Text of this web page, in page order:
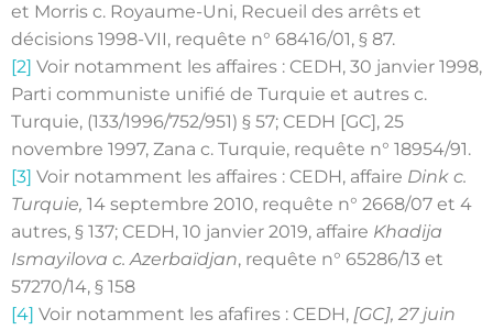
et Morris c. Royaume-Uni, Recueil des arrêts et
décisions 1998-VII, requête n° 68416/01, § 87.
[2] Voir notamment les affaires : CEDH, 30 janvier 1998,
Parti communiste unifié de Turquie et autres c.
Turquie, (133/1996/752/951) § 57; CEDH [GC], 25
novembre 1997, Zana c. Turquie, requête n° 18954/91.
[3] Voir notamment les affaires : CEDH, affaire Dink c.
Turquie, 14 septembre 2010, requête n° 2668/07 et 4
autres, § 137; CEDH, 10 janvier 2019, affaire Khadija
Ismayilova c. Azerbaïdjan, requête n° 65286/13 et
57270/14, § 158
[4] Voir notamment les afafires : CEDH, [GC], 27 juin